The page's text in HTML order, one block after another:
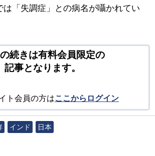
は「失調症」との病名が囁かれてい
続きは有料会員限定の
記事となります。
ト会員の方はここからログイン
インド
日本